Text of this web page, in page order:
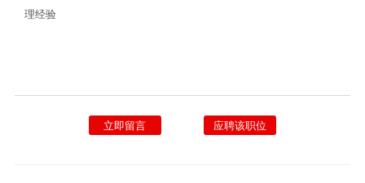
理经验
立即留言 应聘该职位